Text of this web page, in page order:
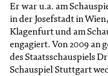
Er war u.a. am
in der Josefstadt in
Klagenfurt und am
engagiert. Von 2009 an
des Staatsschauspiels
Schauspiel Stuttgart